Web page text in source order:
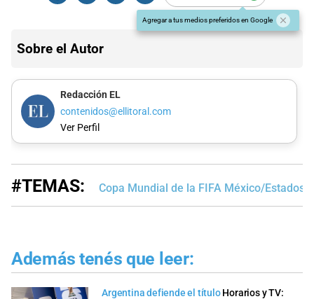
Agregar a tus medios preferidos en Google
Sobre el Autor
Redacción EL
contenidos@ellitoral.com
Ver Perfil
#TEMAS: Copa Mundial de la FIFA México/Estados
Además tenés que leer:
Argentina defiende el título Horarios y TV: